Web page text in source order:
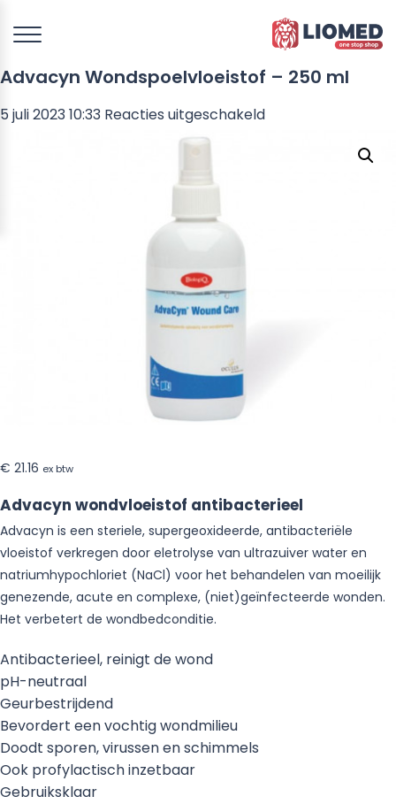
Advacyn Wondspoelvloeistof – 250 ml
5 juli 2023 10:33 Reacties uitgeschakeldvoor
€ 21.16 ex btw
Advacyn wondvloeistof antibacterieel
Advacyn is een steriele, supergeoxideerde, antibacteriële
vloeistof verkregen door eletrolyse van ultrazuiver water en
natriumhypochloriet (NaCl) voor het behandelen van moeilijk
genezende, acute en complexe, (niet)geïnfecteerde wonden.
Het verbetert de wondbedconditie.
Antibacterieel, reinigt de wond
pH-neutraal
Geurbestrijdend
Bevordert een vochtig wondmilieu
Doodt sporen, virussen en schimmels
Ook profylactisch inzetbaar
Gebruiksklaar